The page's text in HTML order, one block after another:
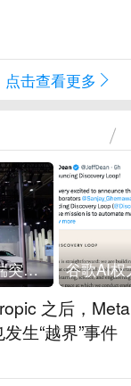
点击查看更多
智己汽车App苹果端突然“下架”
之后，Meta
生“越界”事件